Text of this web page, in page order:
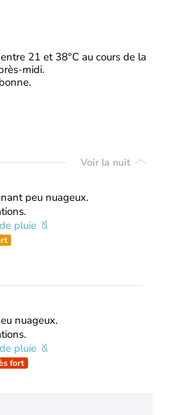
21 et 38°C au cours de la
midi.
Voir la nuit
peu nuageux.
pluie
nuageux.
pluie
fort